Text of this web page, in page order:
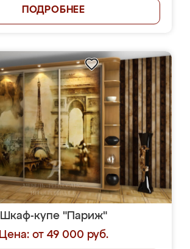
ПОДРОБНЕЕ
Шкаф-купе "Париж"
Цена: от 49 000 руб.